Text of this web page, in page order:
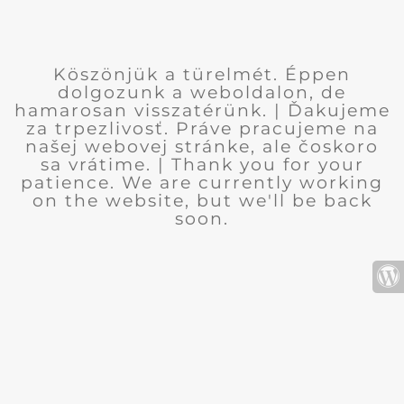
Köszönjük a türelmét. Éppen
dolgozunk a weboldalon, de
hamarosan visszatérünk. | Ďakujeme
za trpezlivosť. Práve pracujeme na
našej webovej stránke, ale čoskoro
sa vrátime. | Thank you for your
patience. We are currently working
on the website, but we'll be back
soon.